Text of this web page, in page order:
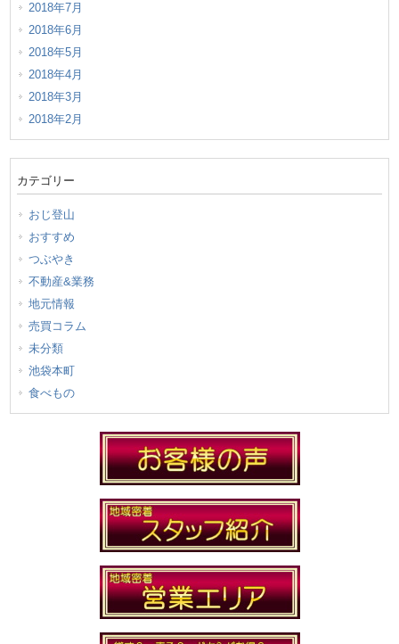
2018年7月
2018年6月
2018年5月
2018年4月
2018年3月
2018年2月
カテゴリー
おじ登山
おすすめ
つぶやき
不動産&業務
地元情報
売買コラム
未分類
池袋本町
食べもの